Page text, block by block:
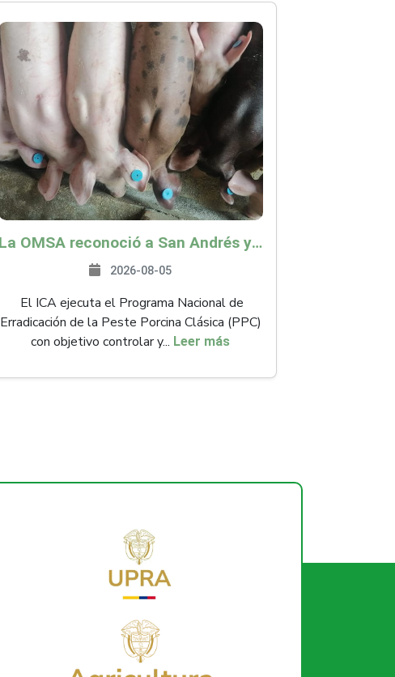
La OMSA reconoció a San Andrés y Providencia como zona libre de Peste Porcina Clásica (PPC)
2026-08-05
El ICA ejecuta el Programa Nacional de
Erradicación de la Peste Porcina Clásica (PPC)
con objetivo controlar y... Leer más